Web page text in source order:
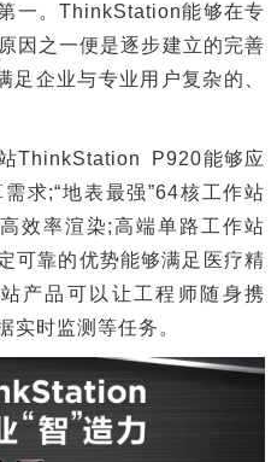
一。ThinkStation能够在专
因之一便是逐步建立的完善
足企业与专业用户复杂的、
ThinkStation P920能够应
求;“地表最强”64核工作站
效率渲染;高端单路工作站
靠的优势能够满足医疗精
产品可以让工程师随身携
实时监测等任务。